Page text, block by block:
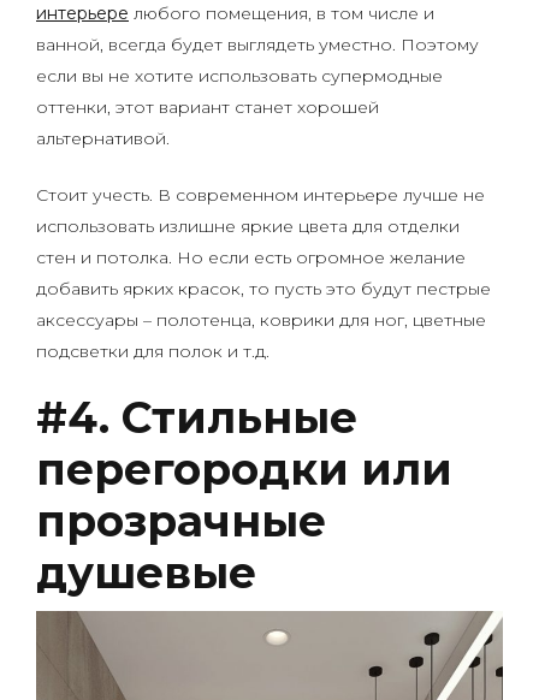
интерьере любого помещения, в том числе и
ванной, всегда будет выглядеть уместно. Поэтому
если вы не хотите использовать супермодные
оттенки, этот вариант станет хорошей
альтернативой.
Стоит учесть. В современном интерьере лучше не
использовать излишне яркие цвета для отделки
стен и потолка. Но если есть огромное желание
добавить ярких красок, то пусть это будут пестрые
аксессуары – полотенца, коврики для ног, цветные
подсветки для полок и т.д.
#4. Стильные
перегородки или
прозрачные
душевые